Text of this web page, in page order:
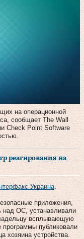
на операционной
сообщает The Wall
Check Point Software
реагирования на
Украина
приложения,
над ОС, устанавливали
всплывающую
публиковали
хозяина устройства.